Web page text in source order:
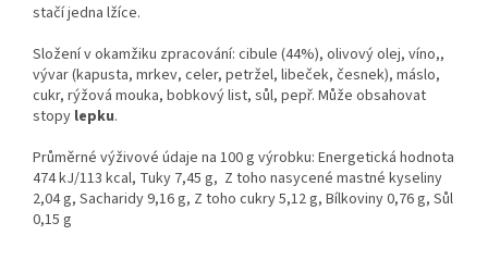
stačí jedna lžíce.
Složení v okamžiku zpracování: cibule (44%), olivový olej, víno,,
vývar (kapusta, mrkev, celer, petržel, libeček, česnek), máslo,
cukr, rýžová mouka, bobkový list, sůl, pepř. Může obsahovat
stopy lepku.
Průměrné výživové údaje na 100 g výrobku: Energetická hodnota
474 kJ/113 kcal, Tuky 7,45 g, Z toho nasycené mastné kyseliny
2,04 g, Sacharidy 9,16 g, Z toho cukry5,12 g, Bílkoviny 0,76 g, Sůl
0,15 g